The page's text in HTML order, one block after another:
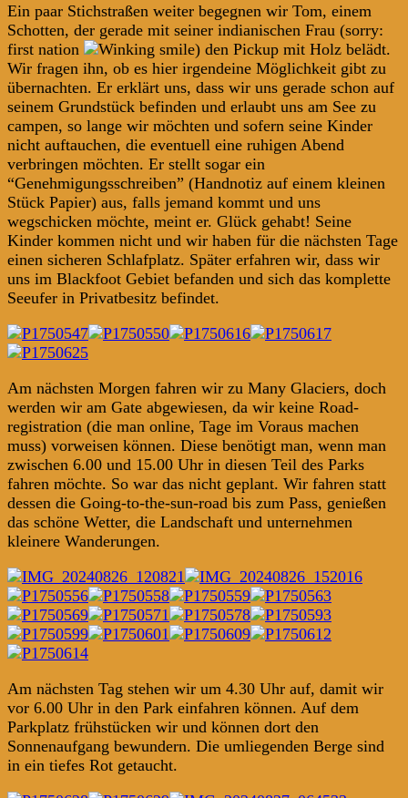
Ein paar Stichstraßen weiter begegnen wir Tom, einem
Schotten, der gerade mit seiner indianischen Frau (sorry:
first nation
) den Pickup mit Holz belädt.
Wir fragen ihn, ob es hier irgendeine Möglichkeit gibt zu
übernachten. Er erklärt uns, dass wir uns gerade schon auf
seinem Grundstück befinden und erlaubt uns am See zu
campen, so lange wir möchten und sofern seine Kinder
nicht auftauchen, die eventuell eine ruhigen Abend
verbringen möchten. Er stellt sogar ein
“Genehmigungsschreiben” (Handnotiz auf einem kleinen
Stück Papier) aus, falls jemand kommt und uns
wegschicken möchte, meint er. Glück gehabt! Seine
Kinder kommen nicht und wir haben für die nächsten Tage
einen sicheren Schlafplatz. Später erfahren wir, dass wir
uns im Blackfoot Gebiet befanden und sich das komplette
Seeufer in Privatbesitz befindet.
Am nächsten Morgen fahren wir zu Many Glaciers, doch
werden wir am Gate abgewiesen, da wir keine Road-
registration (die man online, Tage im Voraus machen
muss) vorweisen können. Diese benötigt man, wenn man
zwischen 6.00 und 15.00 Uhr in diesen Teil des Parks
fahren möchte. So war das nicht geplant. Wir fahren statt
dessen die Going-to-the-sun-road bis zum Pass, genießen
das schöne Wetter, die Landschaft und unternehmen
kleinere Wanderungen.
Am nächsten Tag stehen wir um 4.30 Uhr auf, damit wir
vor 6.00 Uhr in den Park einfahren können. Auf dem
Parkplatz frühstücken wir und können dort den
Sonnenaufgang bewundern. Die umliegenden Berge sind
in ein tiefes Rot getaucht.